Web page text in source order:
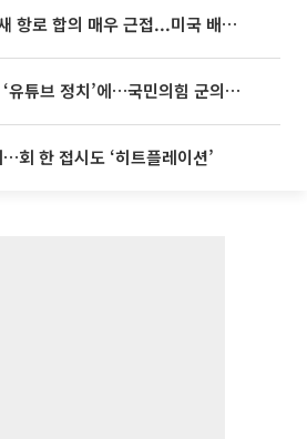
이란 “호르무즈 새 항로 합의 매우 근접...미국 배상 먼저”
우성빈 기장군수 ‘유튜브 정치’에…국민의힘 군의원들 집단 반발
회 한 접시도 ‘히트플레이션’